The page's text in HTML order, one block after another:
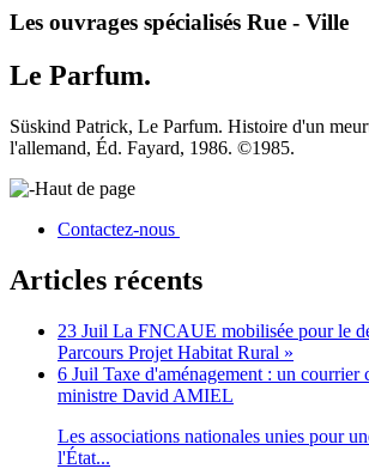
Les ouvrages spécialisés Rue - Ville
Le Parfum.
Süskind Patrick, Le Parfum. Histoire d'un
l'allemand, Éd. Fayard, 1986. ©1985.
Haut de page
Contactez-nous
Articles récents
23 Juil La FNCAUE mobilisée pour le
Parcours Projet Habitat Rural »
6 Juil Taxe d'aménagement : un courrier
ministre David AMIEL
Les associations nationales unies pour
l'État...